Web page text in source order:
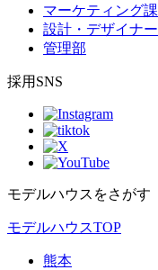
マーケティング課
設計・デザイナー
管理部
採用SNS
モデルハウスをさがす
モデルハウスTOP
熊本